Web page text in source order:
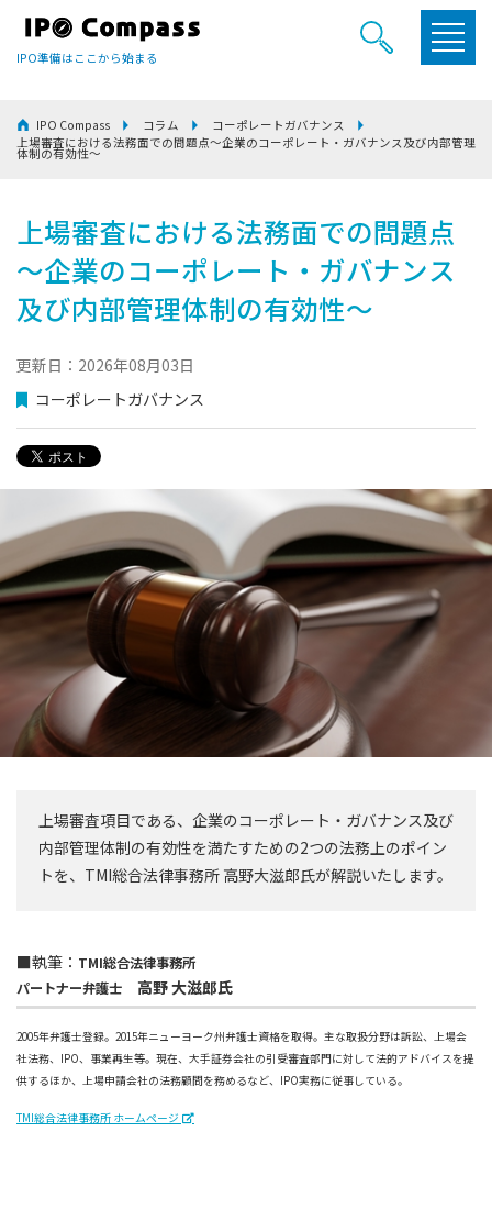
IPO準備はここから始まる
IPO Compass コラム
コーポレートガバナンス
上場審査における法務面での問題点～企業のコーポレート・ガバナンス及び内部管理
体制の有効性～
上場審査における法務面での問題点
～企業のコーポレート・ガバナンス
及び内部管理体制の有効性～
更新日：2026年08月03日
コーポレートガバナンス
上場審査項目である、企業のコーポレート・ガバナンス及び
内部管理体制の有効性を満たすための2つの法務上のポイン
トを、TMI総合法律事務所 高野大滋郎氏が解説いたします。
■執筆： TMI総合法律事務所
パートナー弁護士 高野 大滋郎氏
2005年弁護士登録。2015年ニューヨーク州弁護士資格を取得。主な取扱分野は訴訟、上場会
社法務、IPO、事業再生等。現在、大手証券会社の引受審査部門に対して法的アドバイスを提
供するほか、上場申請会社の法務顧問を務めるなど、IPO実務に従事している。
TMI総合法律事務所 ホームページ